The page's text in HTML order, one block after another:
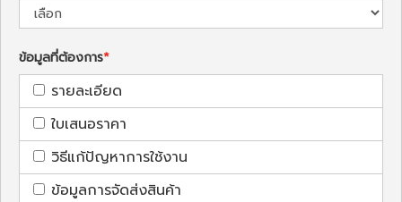
ข้อมูลที่ต้องการ
รายละเอียด
ใบเสนอราคา
วิธีแก้ปัญหาการใช้งาน
ข้อมูลการจัดส่งสินค้า